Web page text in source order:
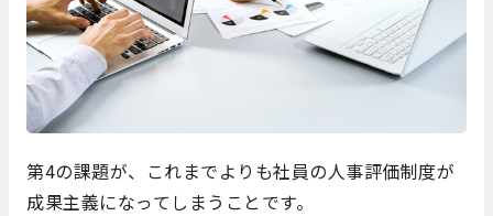
第4の課題が、これまでよりも社員の人事評価制度が
成果主義になってしまうことです。